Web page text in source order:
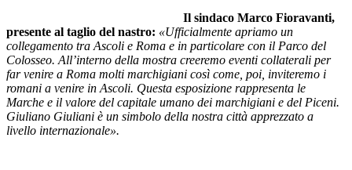
Il sindaco Marco Fioravanti,
presente al taglio del nastro: «Ufficialmente apriamo un
collegamento tra Ascoli e Roma e in particolare con il Parco del
Colosseo. All’interno della mostra creeremo eventi collaterali per
far venire a Roma molti marchigiani così come, poi, inviteremo i
romani a venire in Ascoli. Questa esposizione rappresenta le
Marche e il valore del capitale umano dei marchigiani e del Piceni.
Giuliano Giuliani è un simbolo della nostra città apprezzato a
livello internazionale».